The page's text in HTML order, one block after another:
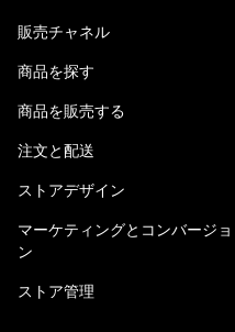
販売チャネル
商品を探す
商品を販売する
注文と配送
ストアデザイン
マーケティングとコンバージョ
ン
ストア管理